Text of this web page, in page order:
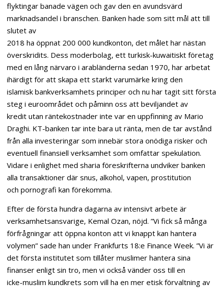
flyktingar banade vägen och gav den en avundsvärd
marknadsandel i branschen. Banken hade som sitt mål att till
slutet av
2018 ha öppnat 200 000 kundkonton, det målet har nästan
överskridits. Dess moderbolag, ett turkisk-kuwaitiskt företag
med en lång närvaro i arabländerna sedan 1970, har arbetat
ihärdigt för att skapa ett starkt varumärke kring den
islamisk bankverksamhets principer och nu har tagit sitt första
steg i euroområdet och påminn oss att beviljandet av
kredit utan räntekostnader inte var en uppfinning av Mario
Draghi. KT-banken tar inte bara ut ränta, men de tar avstånd
från alla investeringar som innebär stora onödiga risker och
eventuell finansiell verksamhet som omfattar spekulation.
Vidare i enlighet med sharia föreskrifterna undviker banken
alla transaktioner där snus, alkohol, vapen, prostitution
och pornografi kan förekomma.
Efter de första hundra dagarna av intensivt arbete är
verksamhetsansvarige, Kemal Ozan, nöjd. ”Vi fick så många
förfrågningar att öppna konton att vi knappt kan hantera
volymen” sade han under Frankfurts 18:e Finance Week. ”Vi är
det första institutet som tillåter muslimer hantera sina
finanser enligt sin tro, men vi också vänder oss till en
icke-muslim kundkrets som vill ha en mer etisk förvaltning av